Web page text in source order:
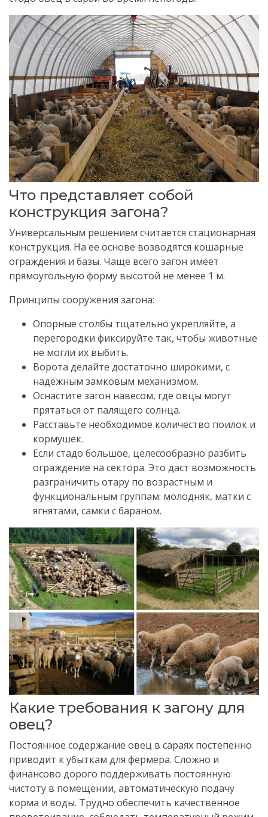
Что представляет собой
конструкция загона?
Универсальным решением считается стационарная
конструкция. На ее основе возводятся кошарные
ограждения и базы. Чаще всего загон имеет
прямоугольную форму высотой не менее 1 м.
Принципы сооружения загона:
Опорные столбы тщательно укрепляйте, а
перегородки фиксируйте так, чтобы животные
не могли их выбить.
Ворота делайте достаточно широкими, с
надёжным замковым механизмом.
Оснастите загон навесом, где овцы могут
прятаться от палящего солнца.
Расставьте необходимое количество поилок и
кормушек.
Если стадо большое, целесообразно разбить
ограждение на сектора. Это даст возможность
разграничить отару по возрастным и
функциональным группам: молодняк, матки с
ягнятами, самки с бараном.
Какие требования к загону для
овец?
Постоянное содержание овец в сараях постепенно
приводит к убыткам для фермера. Сложно и
финансово дорого поддерживать постоянную
чистоту в помещении, автоматическую подачу
корма и воды. Трудно обеспечить качественное